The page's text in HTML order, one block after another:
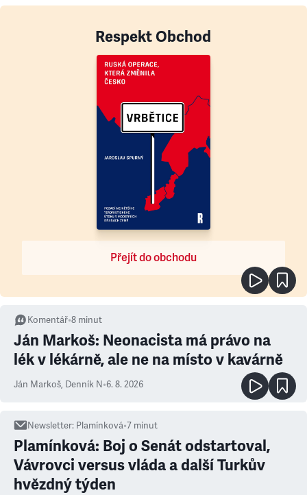
Respekt Obchod
Přejít do obchodu
Komentář•8 minut
Ján Markoš: Neonacista má právo na
lék v lékárně, ale ne na místo v kavárně
Ján Markoš, Denník N•6. 8. 2026
Newsletter: Plamínková•7 minut
Plamínková: Boj o Senát odstartoval,
Vávrovci versus vláda a další Turkův
hvězdný týden